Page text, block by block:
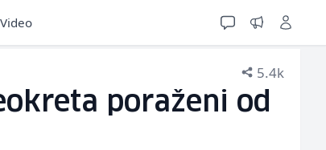
Video
5.4k
poraženi od